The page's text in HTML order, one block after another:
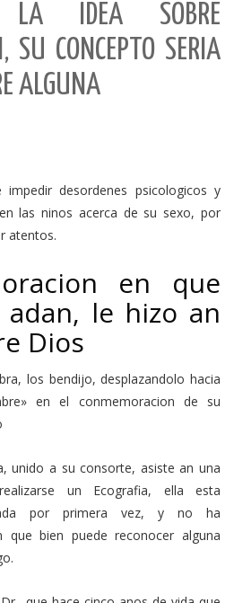
LA IDEA SOBRE
SU CONCEPTO SERI­A
ALGUNA
desordenes psicologicos y
las ninos acerca de su sexo, por
atentos.
en que
le hizo an
Dios
los bendijo, desplazandolo hacia
en el conmemoracion de su
unido a su consorte, asiste an una
un Ecografia, ella esta
por primera vez, y no ha
que bien puede reconocer alguna